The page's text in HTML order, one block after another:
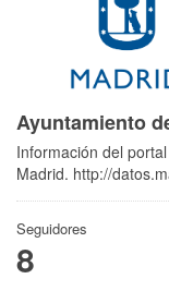
Ayuntamiento
Información del
Madrid. http://
Seguidores
8